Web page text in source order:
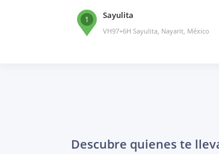
1 Sayulita
VH97+6H Sayulita, Nayarit, México
Descubre quienes te